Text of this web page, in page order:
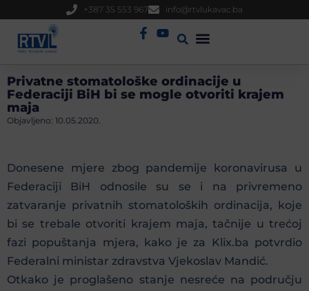
+387 35 553 967 info@rtvlukavac.ba
Privatne stomatološke ordinacije u
Federaciji BiH bi se mogle otvoriti krajem
maja
Objavljeno: 10.05.2020.
Donesene mjere zbog pandemije koronavirusa u
Federaciji BiH odnosile su se i na privremeno
zatvaranje privatnih stomatoloških ordinacija, koje
bi se trebale otvoriti krajem maja, tačnije u trećoj
fazi popuštanja mjera, kako je za Klix.ba potvrdio
Federalni ministar zdravstva Vjekoslav Mandić.
Otkako je proglašeno stanje nesreće na području